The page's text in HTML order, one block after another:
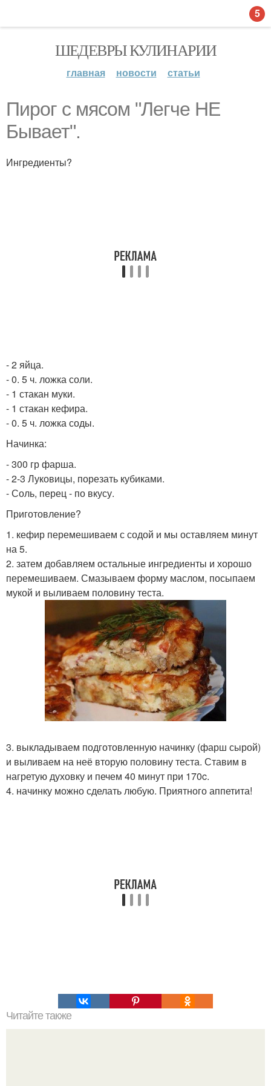
ШЕДЕВРЫ КУЛИНАРИИ
главная новости статьи
Пирог с мясом "Легче НЕ
Бывает".
Ингредиенты?
- 2 яйца.
- 0. 5 ч. ложка соли.
- 1 стакан муки.
- 1 стакан кефира.
- 0. 5 ч. ложка соды.
Начинка:
- 300 гр фарша.
- 2-3 Луковицы, порезать кубиками.
- Соль, перец - по вкусу.
Приготовление?
1. кефир перемешиваем с содой и мы оставляем минут
на 5.
2. затем добавляем остальные ингредиенты и хорошо
перемешиваем. Смазываем форму маслом, посыпаем
мукой и выливаем половину теста.
3. выкладываем подготовленную начинку (фарш сырой)
и выливаем на неё вторую половину теста. Ставим в
нагретую духовку и печем 40 минут при 170c.
4. начинку можно сделать любую. Приятного аппетита!
Читайте также
5